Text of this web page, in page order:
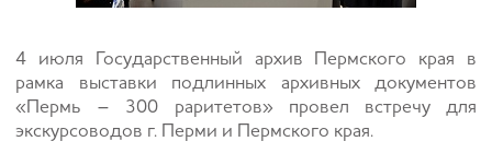
4 июля Государственный архив Пермского края в
рамка выставки подлинных архивных документов
«Пермь – 300 раритетов» провел встречу для
экскурсоводов г. Перми и Пермского края.